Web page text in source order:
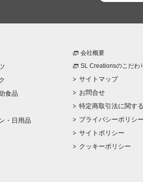
食品
・日用品
会社概要
SL Creationsのこだわ
サイトマップ
お問合せ
特定商取引法に関す
プライバシーポリシー
サイトポリシー
クッキーポリシー